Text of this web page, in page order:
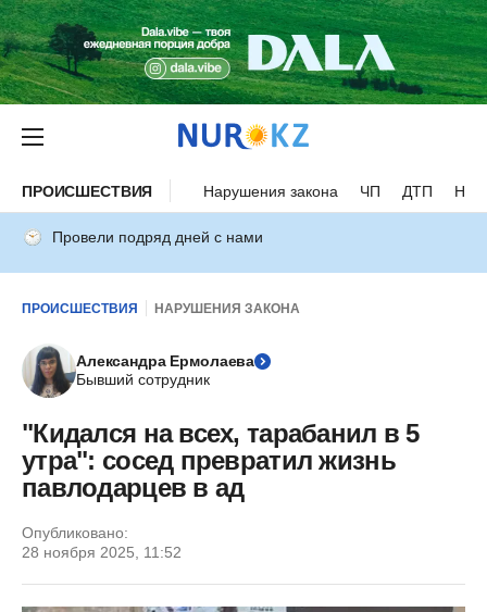
ПРОИСШЕСТВИЯ Нарушения закона ЧП ДТП
Провели подряд дней с нами
ПРОИСШЕСТВИЯ НАРУШЕНИЯ ЗАКОНА
Александра Ермолаева
Бывший сотрудник
"Кидался на всех, тарабанил в 5
утра": сосед превратил жизнь
павлодарцев в ад
Опубликовано:
28 ноября 2025, 11:52